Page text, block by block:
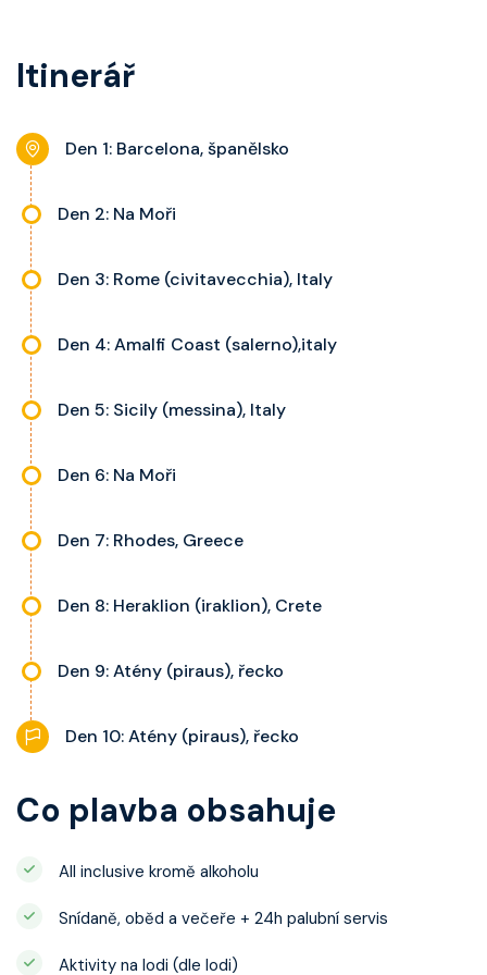
kajuty.
nastavitelnou klimatizaci,
noční stolky, trezor a balkon s
výhledem, velikost kajuty a balkonu
Itinerář
Den 1: Barcelona, španělsko
Den 2: Na Moři
Den 3: Rome (civitavecchia), Italy
Den 4: Amalfi Coast (salerno),italy
Den 5: Sicily (messina), Italy
Den 6: Na Moři
Den 7: Rhodes, Greece
Den 8: Heraklion (iraklion), Crete
Den 9: Atény (piraus), řecko
Den 10: Atény (piraus), řecko
Co plavba obsahuje
All inclusive kromě alkoholu
Snídaně, oběd a večeře + 24h palubní servis
Aktivity na lodi (dle lodi)